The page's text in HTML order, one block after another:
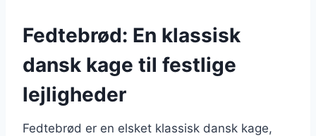
Fedtebrød: En klassisk
dansk kage til festlige
lejligheder
Fedtebrød er en elsket klassisk dansk kage,